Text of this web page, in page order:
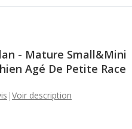
- Mature Small&Mini
Agé De Petite Race
|Voir description